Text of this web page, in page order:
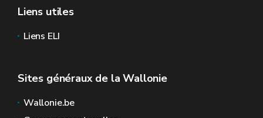
Liens utiles
Liens ELI
Sites généraux de la Wallonie
Wallonie.be